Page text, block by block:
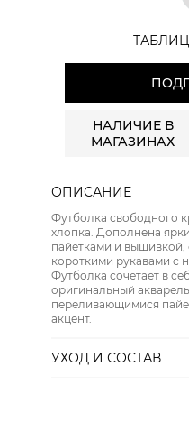
НАЛИЧИЕ В
МАГАЗИНАХ
ОПИСАНИЕ
Футболка свободного
хлопка. Дополнена
пайетками и
короткими рукавами с
Футболка сочетает в
оригинальный
переливающимися
акцент.
УХОД И СОСТАВ